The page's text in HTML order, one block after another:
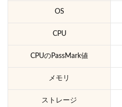
OS
CPU
CPUのPassMark値
メモリ
ストレージ